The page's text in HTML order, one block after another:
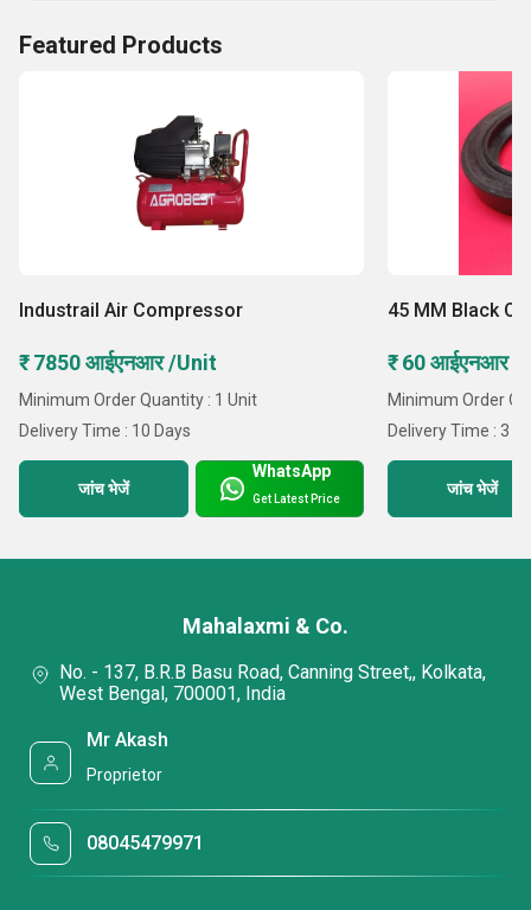
Featured Products
Industrail Air Compressor
₹ 7850 आईएनआर /Unit
Minimum Order Quantity : 1 Unit
Delivery Time : 10 Days
जांच भेजें
WhatsApp
Get Latest Price
45 MM Black Oil
₹ 60 आईएनआर /
Minimum Order
Delivery Time : 3
जांच भेजें
Mahalaxmi & Co.
No. - 137, B.R.B Basu Road, Canning Street,, Kolkata,
West Bengal, 700001, India
Mr Akash
Proprietor
08045479971